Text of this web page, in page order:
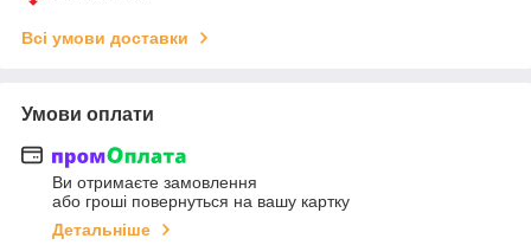
Всі умови доставки
Умови оплати
Ви отримаєте замовлення
або гроші повернуться на вашу картку
Детальніше